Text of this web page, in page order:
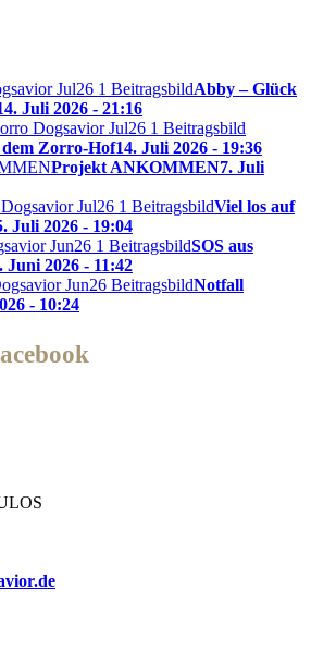
Abby – Glück
Juli 2026 - 21:16
Zorro-Hof14. Juli 2026 - 19:36
Projekt ANKOMMEN7. Juli
Viel los auf
Juli 2026 - 19:04
SOS aus
Juni 2026 - 11:42
Notfall
- 10:24